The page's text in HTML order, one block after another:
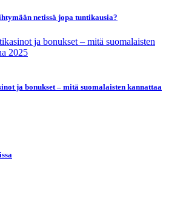
netissä jopa tuntikausia?
ja bonukset – mitä suomalaisten kannattaa